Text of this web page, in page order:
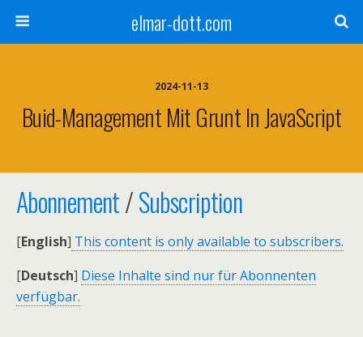
elmar-dott.com
2024-11-13
Buid-Management Mit Grunt In JavaScript
Abonnement/Subscription
[English] This content is only available to subscribers.
[Deutsch] Diese Inhalte sind nur für Abonnenten
verfügbar.